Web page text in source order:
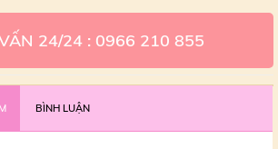
24/24 : 0966 210 855
BÌNH LUẬN